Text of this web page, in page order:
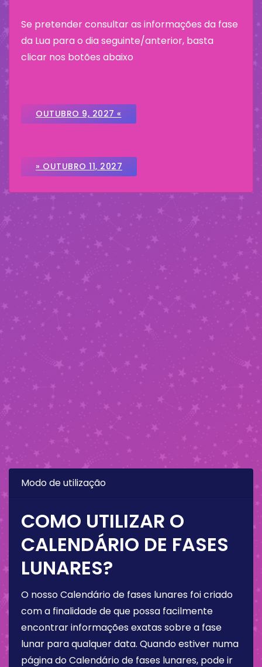
Se pretender consultar as informações da fase
da Lua para o dia seguinte/anterior, basta
clicar nos botões abaixo
OUTUBRO 9, 2027 «
» OUTUBRO 11, 2027
Modo de utilização
COMO UTILIZAR O
CALENDÁRIO DE FASES
LUNARES?
O nosso Calendário de fases lunares foi criado
com a finalidade de que possa facilmente
encontrar informações exatas sobre a fase
lunar para qualquer data. Quando estiver numa
página do Calendário de fases lunares, pode ir